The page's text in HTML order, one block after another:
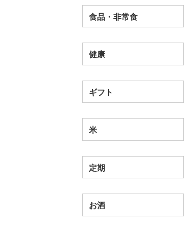
食品・非常食
健康
ギフト
米
定期
お酒